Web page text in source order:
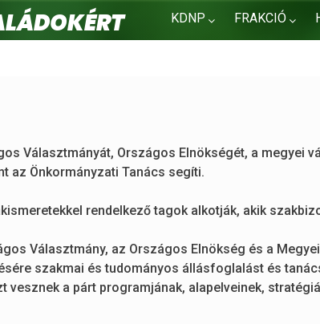
KDNP FRAKCIÓ
Választmányát, Országos Elnökségét, a megyei
az Önkormányzati Tanács segíti.
rendelkező tagok alkotják, akik
Választmány, az Országos Elnökség és a
szakmai és tudományos állásfoglalást és
vesznek a párt programjának, alapelveinek,